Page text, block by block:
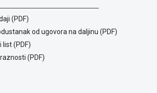
(PDF)
od ugovora na daljinu (PDF)
(PDF)
(PDF)